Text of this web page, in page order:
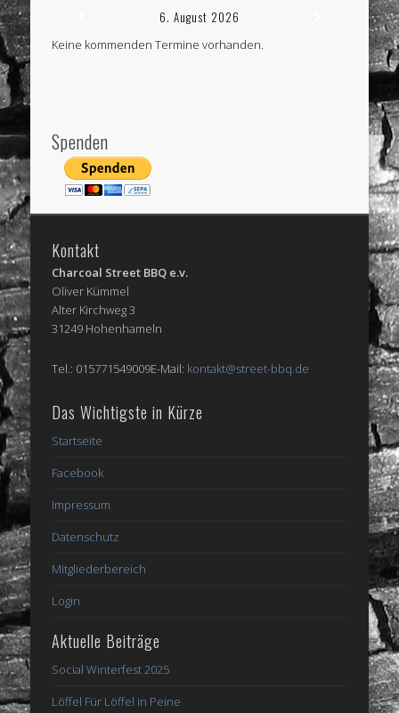
6. August 2026
Keine kommenden Termine vorhanden.
Spenden
Kontakt
Charcoal Street BBQ e.v.
Oliver Kümmel
Alter Kirchweg 3
31249 Hohenhameln
Tel.: 015771549009E-Mail: kontakt@street-bbq.de
Das Wichtigste in Kürze
Startseite
Facebook
Impressum
Datenschutz
Mitgliederbereich
Login
Aktuelle Beiträge
Social Winterfest 2025
Löffel Für Löffel in Peine